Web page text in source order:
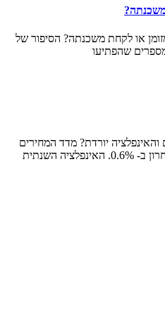
2.5 מיליון ₪ במזומן או לקחת משכנתה? הסיפור של
שהפתיעו
והאינפלציה יורדת? מדד המחירים
לצרכן (האינפלציה) ירד בחודש האחרון ב- 0.6%. האינפלציה השנתית